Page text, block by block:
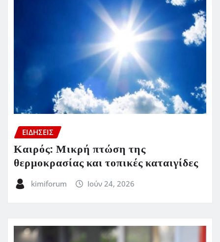
ΕΙΔΗΣΕΙΣ
Καιρός: Μικρή πτώση της
θερμοκρασίας και τοπικές καταιγίδες
kimiforum Ιούν 24, 2026